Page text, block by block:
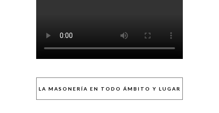
LA MASONERÍA EN TODO ÁMBITO Y LUGAR